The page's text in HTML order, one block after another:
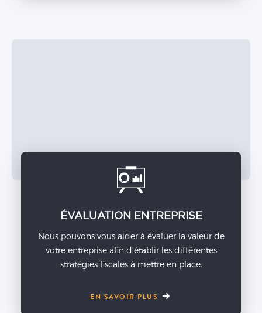
ÉVALUATION ENTREPRISE
Nous pouvons vous aider à évaluer la valeur de
votre entreprise afin d'établir les différentes
stratégies fiscales à mettre en place.
EN SAVOIR PLUS